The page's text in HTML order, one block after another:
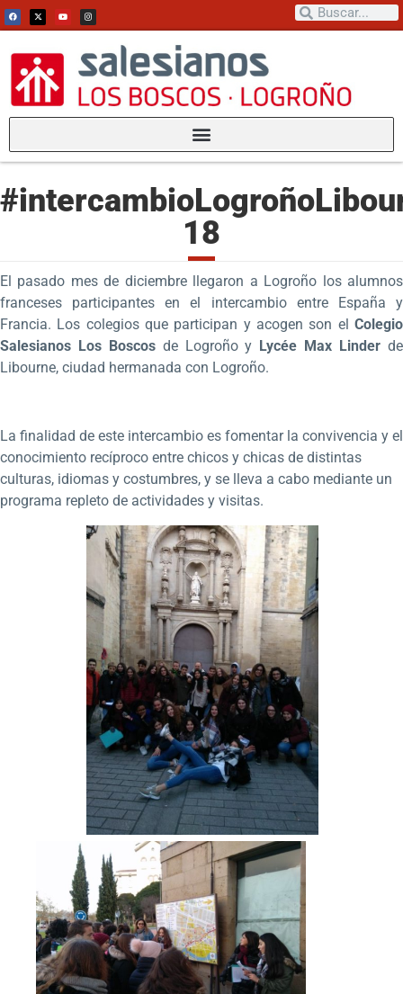
18
El pasado mes de diciembre llegaron a Logroño los alumnos
franceses participantes en el intercambio entre España y
Francia. Los colegios que participan y acogen son el Colegio
Salesianos Los Boscosde Logroño y Lycée Max Linder de
Libourne, ciudad hermanada con Logroño.
La finalidad de este intercambio es fomentar la convivencia y el
conocimiento recíproco entre chicos y chicas de distintas
culturas, idiomas y costumbres, y se lleva a cabo mediante un
programa repleto de actividades y visitas.